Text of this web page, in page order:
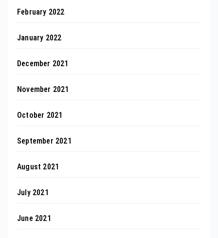
February 2022
January 2022
December 2021
November 2021
October 2021
September 2021
August 2021
July 2021
June 2021